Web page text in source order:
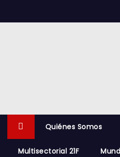
k
n
Quiénes Somos
Multisectorial 21F